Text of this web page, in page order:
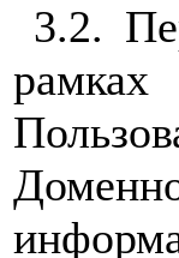
3.2.